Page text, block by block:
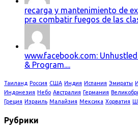
recarga y mantenimiento de
pra combatir fuegos de las
www.facebook.com:
& Program....
Таиланд Россия США Индия Испания Эмираты
Индонезия Небо Австралия Германия
Греция Израиль Малайзия Мексика Хорватия
Рубрики